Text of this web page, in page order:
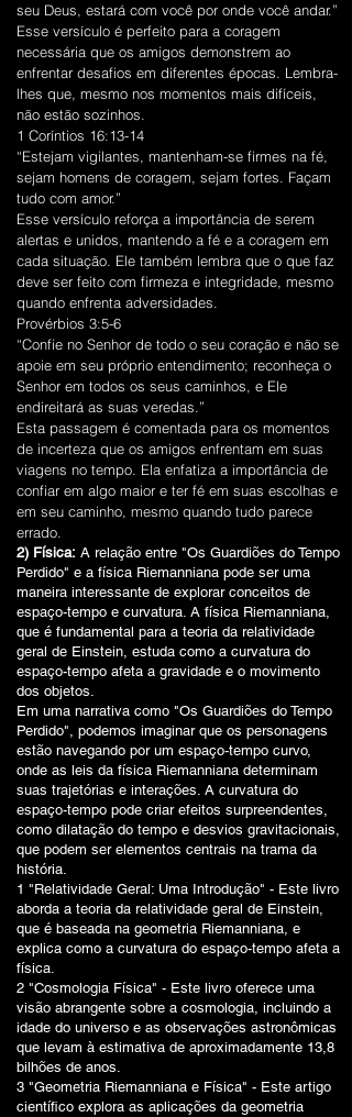
seu Deus, estará com você por onde você andar.”
Esse versículo é perfeito para a coragem
necessária que os amigos demonstrem ao
enfrentar desafios em diferentes épocas. Lembra-
lhes que, mesmo nos momentos mais difíceis,
não estão sozinhos.
1 Coríntios 16:13-14
“Estejam vigilantes, mantenham-se firmes na fé,
sejam homens de coragem, sejam fortes. Façam
tudo com amor.”
Esse versículo reforça a importância de serem
alertas e unidos, mantendo a fé e a coragem em
cada situação. Ele também lembra que o que faz
deve ser feito com firmeza e integridade, mesmo
quando enfrenta adversidades.
Provérbios 3:5-6
“Confie no Senhor de todo o seu coração e não se
apoie em seu próprio entendimento; reconheça o
Senhor em todos os seus caminhos, e Ele
endireitará as suas veredas.”
Esta passagem é comentada para os momentos
de incerteza que os amigos enfrentam em suas
viagens no tempo. Ela enfatiza a importância de
confiar em algo maior e ter fé em suas escolhas e
em seu caminho, mesmo quando tudo parece
errado.
2) Física: A relação entre "Os Guardiões do Tempo
Perdido" e a física Riemanniana pode ser uma
maneira interessante de explorar conceitos de
espaço-tempo e curvatura. A física Riemanniana,
que é fundamental para a teoria da relatividade
geral de Einstein, estuda como a curvatura do
espaço-tempo afeta a gravidade e o movimento
dos objetos.
Em uma narrativa como "Os Guardiões do Tempo
Perdido", podemos imaginar que os personagens
estão navegando por um espaço-tempo curvo,
onde as leis da física Riemanniana determinam
suas trajetórias e interações. A curvatura do
espaço-tempo pode criar efeitos surpreendentes,
como dilatação do tempo e desvios gravitacionais,
que podem ser elementos centrais na trama da
história.
1 "Relatividade Geral: Uma Introdução" - Este livro
aborda a teoria da relatividade geral de Einstein,
que é baseada na geometria Riemanniana, e
explica como a curvatura do espaço-tempo afeta a
física.
2 "Cosmologia Física" - Este livro oferece uma
visão abrangente sobre a cosmologia, incluindo a
idade do universo e as observações astronômicas
que levam à estimativa de aproximadamente 13,8
bilhões de anos.
3 "Geometria Riemanniana e Física" - Este artigo
científico explora as aplicações da geometria